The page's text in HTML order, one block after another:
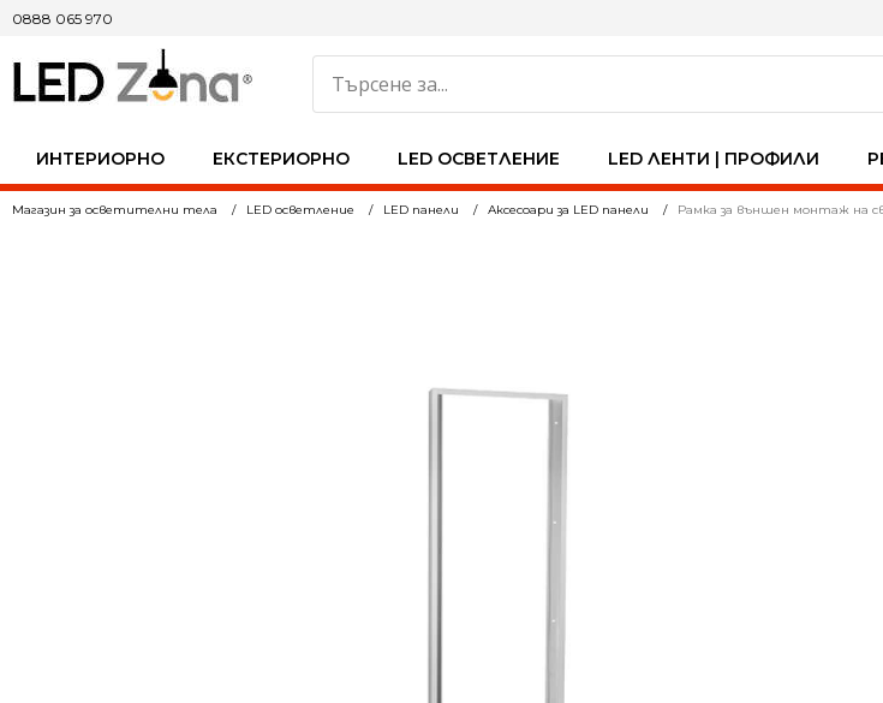
ИНТЕРИОРНО ЕКСТЕРИОРНО LED ОСВЕТЛЕНИЕ LED ЛЕНТИ | ПРОФИЛИ
0888 065 970
Магазин за осветителни тела LED осветление LED панели Аксесоари за LED панели Рамка за външен монтаж на